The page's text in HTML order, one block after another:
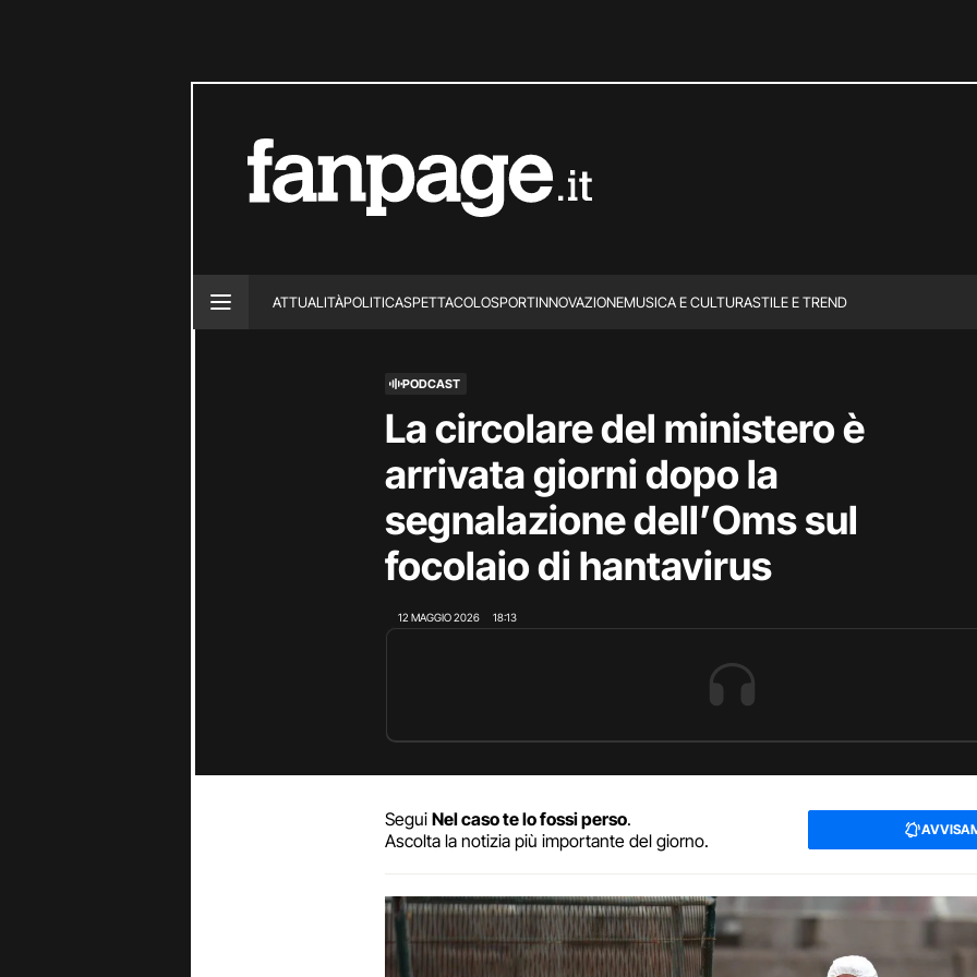
ATTUALITÀPOLITICASPETTACOLOSPORTINNOVAZIONEMUSICA E CULTURASTILE E TREND
PODCAST
La circolare del ministero è
arrivata giorni dopo la
segnalazione dell’Oms sul
focolaio di hantavirus
12 MAGGIO 2026 18:13
Segui Nel caso te lo fossi perso.
Ascolta la notizia più importante del giorno.